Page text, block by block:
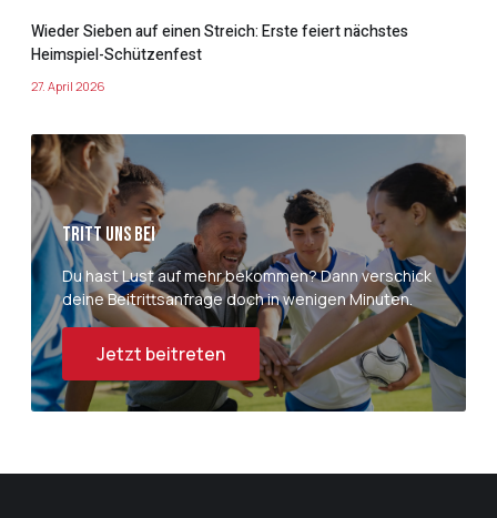
Wieder Sieben auf einen Streich: Erste feiert nächstes
Heimspiel-Schützenfest
27. April 2026
Tritt uns bei
Du hast Lust auf mehr bekommen? Dann verschick
deine Beitrittsanfrage doch in wenigen Minuten.
Jetzt beitreten